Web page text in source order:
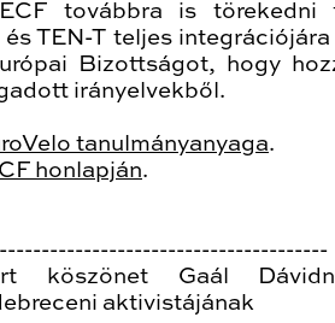
továbbra is törekedni
és TEN-T teljes integrációjára
Bizottságot, hogy
irányelvekből.
tanulmányanyaga.
honlapján.
köszönet Gaál
aktivistájának